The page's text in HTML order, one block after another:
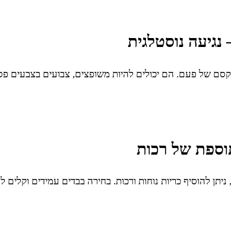
נגיעה נוסטלגית
של פעם. הם יכולים להיות משופצים, צבועים בצבעים
של רכות
להוסיף כריות נוחות ורכות. בחירה בבדים עמידים